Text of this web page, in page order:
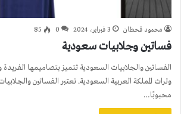
محمود قحطان 3 فبراير، 2024 0
85
فساتين وجلابيات سعودية
الفساتين والجلابيات السعودية تتميز بتصاميمها الفريدة
وتراث المملكة العربية السعودية. تعتبر الفساتين
محبوبًا…